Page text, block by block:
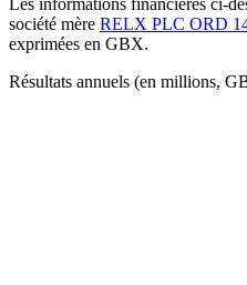
société mère RELX PLC ORD
exprimées en GBX.
Résultats annuels (en millions,